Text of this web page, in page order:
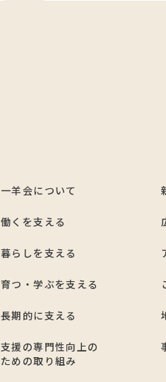
一羊会について
働くを支える
暮らしを支える
育つ・学ぶを支える
長期的に支える
支援の専門性向上の
ための取り組み